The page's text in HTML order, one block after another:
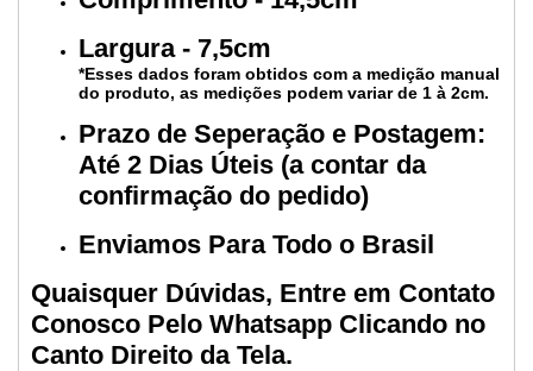
Largura - 7,5cm
*Esses dados foram obtidos com a medição manual
do produto, as medições podem variar de 1 à 2cm.
Prazo de Seperação e Postagem:
Até 2 Dias Úteis (a contar da
confirmação do pedido)
Enviamos Para Todo o Brasil
Quaisquer Dúvidas, Entre em Contato
Conosco Pelo Whatsapp Clicando no
Canto Direito da Tela.